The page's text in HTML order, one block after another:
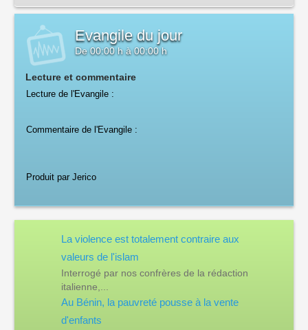
Evangile du jour
De00:00 hà00:00 h
Lecture et commentaire
Lecture de l'Evangile :
Commentaire de l'Evangile :
Produit par Jerico
La violence est totalement contraire aux
valeurs de l'islam
Interrogé par nos confrères de la rédaction
italienne,...
Au Bénin, la pauvreté pousse à la vente
d'enfants